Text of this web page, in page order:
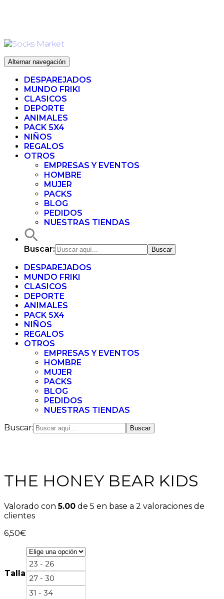
Alternar navegación
DESPAREJADOS
MUNDO FRIKI
CLASICOS
DEPORTE
ANIMALES
PACK 5X4
NIÑOS
REGALOS
OTROS
EMPRESAS Y EVENTOS
HOMBRE
MUJER
PACKS
BLOG
PEDIDOS
NUESTRAS TIENDAS
Buscar:
DESPAREJADOS
MUNDO FRIKI
CLASICOS
DEPORTE
ANIMALES
PACK 5X4
NIÑOS
REGALOS
OTROS
EMPRESAS Y EVENTOS
HOMBRE
MUJER
PACKS
BLOG
PEDIDOS
NUESTRAS TIENDAS
Buscar:
THE HONEY BEAR KIDS
Valorado con5.00 de 5 en base a 2 valoraciones de
clientes
6,50€
Talla
23 - 26
27 - 30
31 - 34